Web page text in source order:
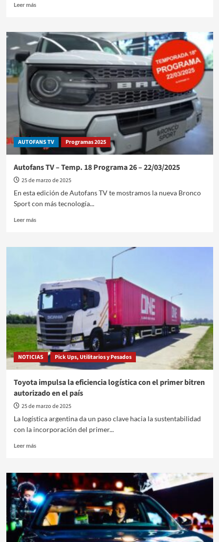
Leer másLeer
Moët
&
Chandon
en
el
podio
de
la
Fórmula
AUTOFANS TV Programas 2025
Autofans TV – Temp. 18 Programa 26 – 22/03/2025
25 de marzo de 2025
En esta edición de Autofans TV te mostramos la nueva Bronco
Sport con más tecnología...
Leer másLeer
Autofans
18
Programa
26
–
22/03/2025
NOTICIAS Pick Ups, Utilitarios y Pesados
Toyota impulsa la eficiencia logística con el primer bitren
autorizado en el país
25 de marzo de 2025
La logística argentina da un paso clave hacia la sustentabilidad
con la incorporación del primer...
Leer másLeer
Toyota
impulsa
la
eficiencia
logística
con
el
primer